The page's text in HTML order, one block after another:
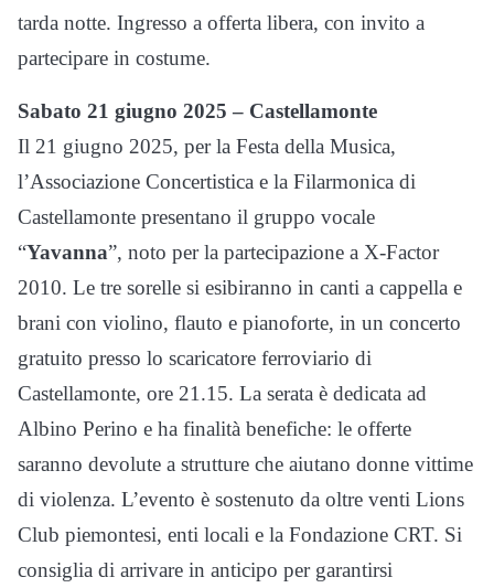
tarda notte. Ingresso a offerta libera, con invito a
partecipare in costume.
Sabato 21 giugno 2025 – Castellamonte
Il 21 giugno 2025, per la Festa della Musica,
l’Associazione Concertistica e la Filarmonica di
Castellamonte presentano il gruppo vocale
“Yavanna”, noto per la partecipazione a X-Factor
2010. Le tre sorelle si esibiranno in canti a cappella e
brani con violino, flauto e pianoforte, in un concerto
gratuito presso lo scaricatore ferroviario di
Castellamonte, ore 21.15. La serata è dedicata ad
Albino Perino e ha finalità benefiche: le offerte
saranno devolute a strutture che aiutano donne vittime
di violenza. L’evento è sostenuto da oltre venti Lions
Club piemontesi, enti locali e la Fondazione CRT. Si
consiglia di arrivare in anticipo per garantirsi